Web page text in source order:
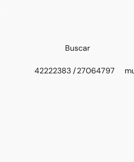
42222383 / 27064797